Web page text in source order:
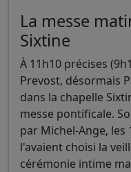
La messe
Sixtine
À 11h10 précises
Prevost, désormais
dans la chapelle
messe pontificale.
par Michel-Ange,
l'avaient choisi la
cérémonie intime